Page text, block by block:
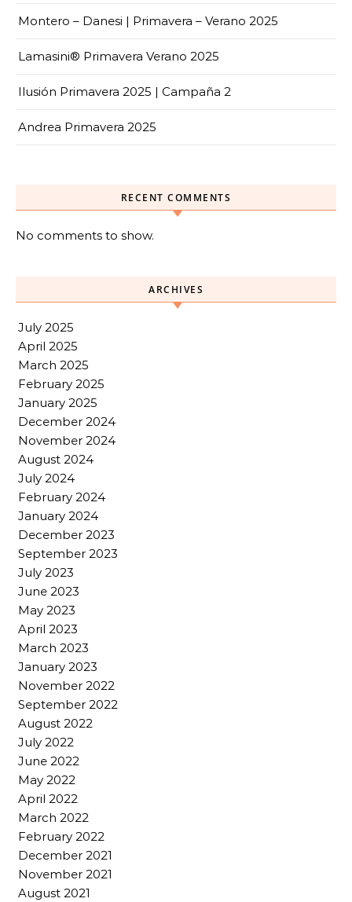
Montero – Danesi | Primavera – Verano 2025
Lamasini® Primavera Verano 2025
Ilusión Primavera 2025 | Campaña 2
Andrea Primavera 2025
RECENT COMMENTS
No comments to show.
ARCHIVES
July 2025
April 2025
March 2025
February 2025
January 2025
December 2024
November 2024
August 2024
July 2024
February 2024
January 2024
December 2023
September 2023
July 2023
June 2023
May 2023
April 2023
March 2023
January 2023
November 2022
September 2022
August 2022
July 2022
June 2022
May 2022
April 2022
March 2022
February 2022
December 2021
November 2021
August 2021